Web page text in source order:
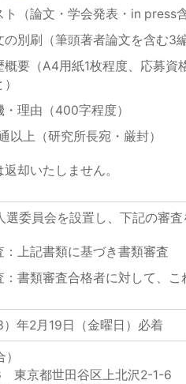
ト（論文・学会発表・in press
の別刷（筆頭著者論文を含む3編
概要（A4用紙1枚程度、応募
・理由（400字程度）
以上（研究所長宛・厳封）
却いたしません。
選委員会を設置し、下記の審査
：上記書類に基づき書類審査
：書類審査合格者に対して、
）年2月19日（金曜日）必着
東京都世田谷区上北沢2-1-6